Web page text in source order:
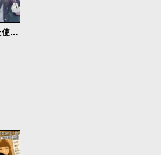
ゴミ以下だと追放された使用人、実は前世賢者です ～史上最強の賢者、世界最高峰の学園に通う～